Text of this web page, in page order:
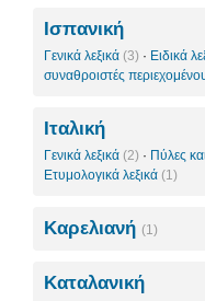
Ισπανική
Γενικά λεξικά (3) · Ειδικά
συναθροιστές
Ιταλική
Γενικά λεξικά (2) · Πύλες
Ετυμολογικά λεξικά (1)
Καρελιανή (1)
Καταλανική